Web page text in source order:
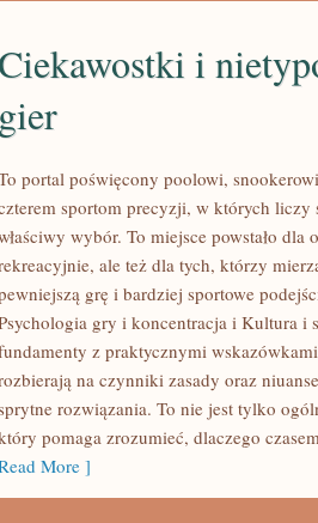
Ciekawostki i
gier
portal poświęcony poolowi,
sportom precyzji, w których liczy
wybór. To miejsce powstało dla
ale też dla tych, którzy
grę i bardziej sportowe
gry i koncentracja i Kultura i
z praktycznymi
na czynniki zasady oraz
rozwiązania. To nie jest tylko
pomaga zrozumieć, dlaczego
More ]